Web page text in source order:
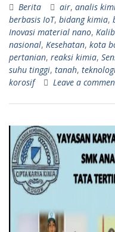
Berita air, analis
berbasis IoT, bidang kimia,
Inovasi material nano,
nasional, Kesehatan, kota
pertanian, reaksi kimia,
suhu tinggi, tanah,
korosif
Leave a